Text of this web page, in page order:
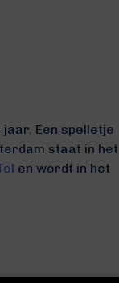
Een spelletje
staat in het
en wordt in het